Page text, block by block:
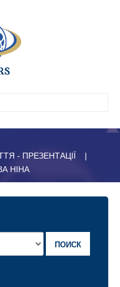
ДОСЛІДНИЙ
- ПРЕЗЕНТАЦІЇ
НІНА
ПОИСК